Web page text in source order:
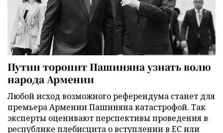
Путин торопит Пашиняна узнать волю
народа Армении
Любой исход возможного референдума станет для
премьера Армении Пашиняна катастрофой. Так
эксперты оценивают перспективы проведения в
республике плебисцита о вступлении в ЕС или